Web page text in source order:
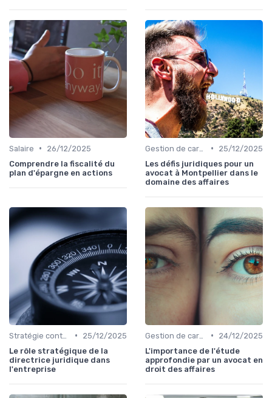
Salaire •
26/12/2025
Comprendre la fiscalité du
plan d'épargne en actions
•
25/12/2025
Les défis juridiques pour un
avocat à Montpellier dans le
domaine des affaires
•
25/12/2025
Le rôle stratégique de la
directrice juridique dans
l'entreprise
•
24/12/2025
L'importance de l'étude
approfondie par un avocat en
droit des affaires